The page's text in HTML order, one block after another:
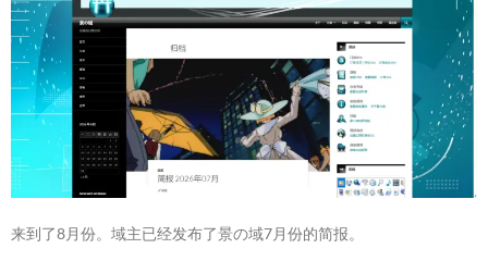
来到了8月份。域主已经发布了景の域7月份的简报。